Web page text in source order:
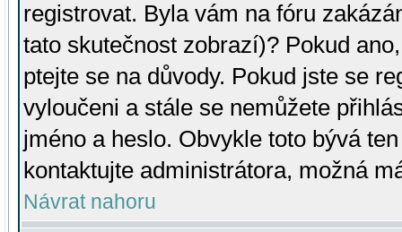
registrovat. Byla vám na fóru
tato skutečnost zobrazí)? Pokud
ptejte se na důvody. Pokud jste se
vyloučeni a stále se nemůžete
jméno a heslo. Obvykle toto bývá
kontaktujte administrátora, možná
Návrat nahoru